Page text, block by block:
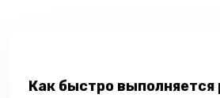
Как быстро выполняется